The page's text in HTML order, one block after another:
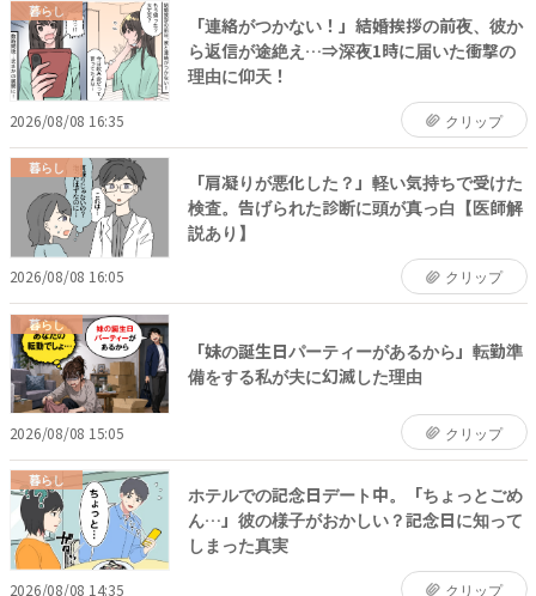
暮らし
「連絡がつかない！」結婚挨拶の前夜、彼か
ら返信が途絶え…⇒深夜1時に届いた衝撃の
理由に仰天！
2026/08/08 16:35 クリップ
暮らし
「肩凝りが悪化した？」軽い気持ちで受けた
検査。告げられた診断に頭が真っ白【医師解
説あり】
2026/08/08 16:05 クリップ
暮らし
「妹の誕生日パーティーがあるから」転勤準
備をする私が夫に幻滅した理由
2026/08/08 15:05 クリップ
暮らし
ホテルでの記念日デート中。「ちょっとごめ
ん…」彼の様子がおかしい？記念日に知って
しまった真実
2026/08/08 14:35 クリップ